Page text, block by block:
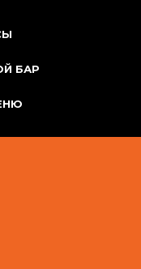
БАР